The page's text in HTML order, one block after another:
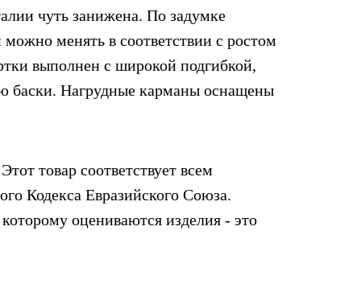
чуть занижена. По задумке
менять в соответствии с ростом
выполнен с широкой подгибкой,
баски. Нагрудные карманы оснащены
товар соответствует всем
Кодекса Евразийского Союза.
оцениваются изделия - это